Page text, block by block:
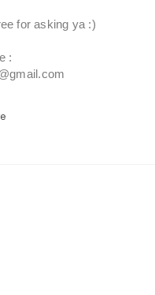
for asking ya :)
: